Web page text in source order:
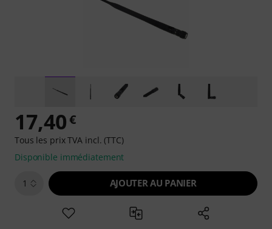
17,40€
Tous les prix TVA incl. (TTC)
Disponible immédiatement
1 AJOUTER AU PANIER